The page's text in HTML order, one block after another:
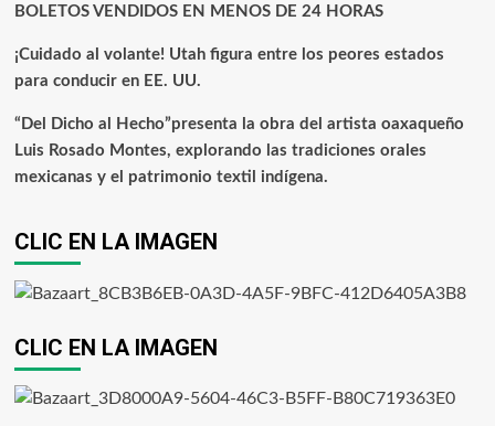
BOLETOS VENDIDOS EN MENOS DE 24 HORAS
¡Cuidado al volante! Utah figura entre los peores estados
para conducir en EE. UU.
“Del Dicho al Hecho”presenta la obra del artista oaxaqueño
Luis Rosado Montes, explorando las tradiciones orales
mexicanas y el patrimonio textil indígena.
CLIC EN LA IMAGEN
CLIC EN LA IMAGEN